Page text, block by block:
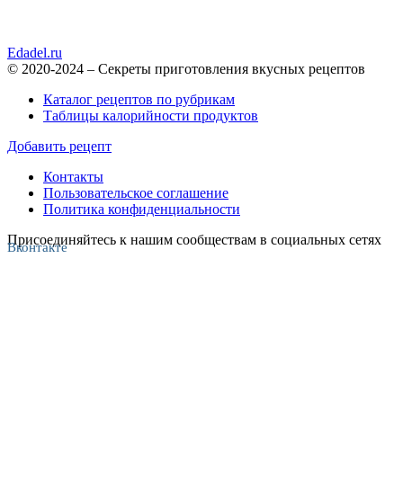
Edadel.ru
© 2020-2024 – Секреты приготовления вкусных рецептов
Каталог рецептов по рубрикам
Таблицы калорийности продуктов
Добавить рецепт
Контакты
Пользовательское соглашение
Политика конфиденциальности
Присоединяйтесь к нашим сообществам в социальных сетях
Вконтакте